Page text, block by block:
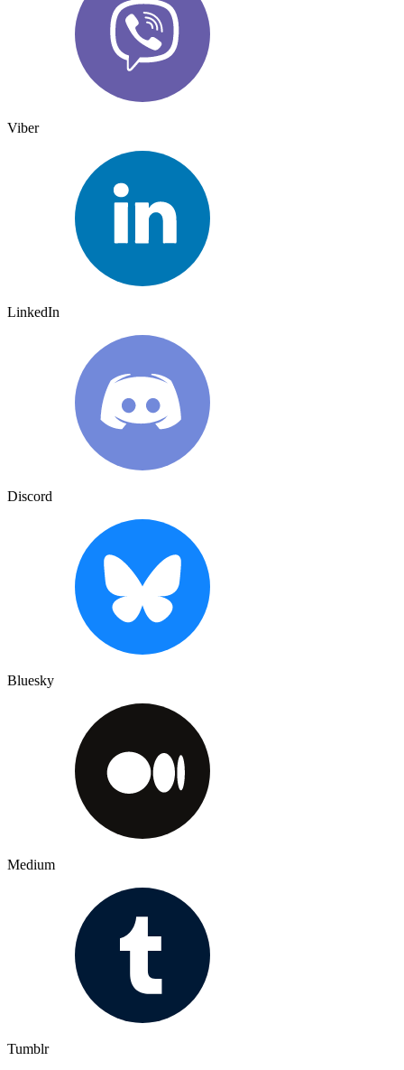
Viber
LinkedIn
Discord
Bluesky
Medium
Tumblr